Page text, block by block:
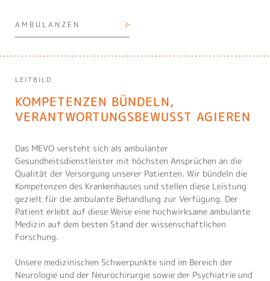
AMBULANZEN
LEITBILD
KOMPETENZEN BÜNDELN,
VERANTWORTUNGSBEWUSST AGIEREN
Das MEVO versteht sich als ambulanter
Gesundheitsdienstleister mit höchsten Ansprüchen an die
Qualität der Versorgung unserer Patienten. Wir bündeln die
Kompetenzen des Krankenhauses und stellen diese Leistung
gezielt für die ambulante Behandlung zur Verfügung. Der
Patient erlebt auf diese Weise eine hochwirksame ambulante
Medizin auf dem besten Stand der wissenschaftlichen
Forschung.
Unsere medizinischen Schwerpunkte sind im Bereich der
Neurologie und der Neurochirurgie sowie der Psychiatrie und